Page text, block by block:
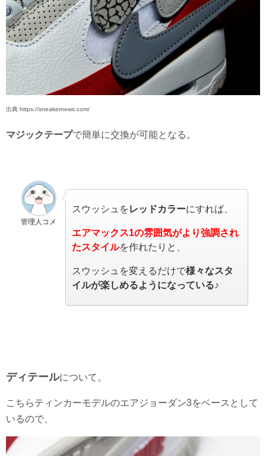
出典 https://sneakernews.com/
マジックテープで簡単に交換が可能となる。
管理人コメ
スウッシュをレッドカラーにすれば、
エアマックス1の雰囲気がより強調され
たスタイルを作れたりと、
スウッシュを変えるだけで様々なスタ
イルが楽しめるようになっている♪
ディテールについて。
こちらティンカーモデルのエアジョーダン3をベースとして
いるので、